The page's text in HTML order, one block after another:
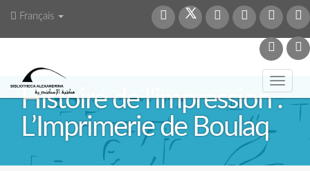
Français
Histoire de l’impression :
L’Imprimerie de Boulaq